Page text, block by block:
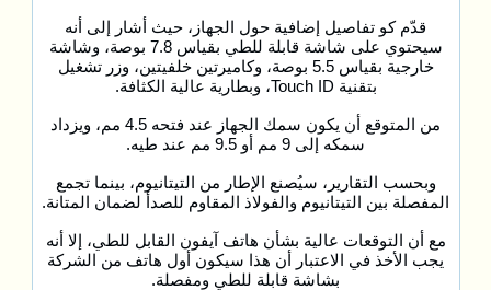
قدّم كو تفاصيل إضافية حول الجهاز، حيث أشار إلى أنه
سيحتوي على شاشة قابلة للطي بقياس 7.8 بوصة، وشاشة
خارجية بقياس 5.5 بوصة، وكاميرتين خلفيتين، وزر تشغيل
بتقنية Touch ID، وبطارية عالية الكثافة.
من المتوقع أن يكون سمك الجهاز عند فتحه 4.5 مم، ويزداد
سمكه إلى 9 مم أو 9.5 مم عند طيه.
وبحسب التقارير، سيُصنع الإطار من التيتانيوم، بينما تجمع
المفصلة بين التيتانيوم والفولاذ المقاوم للصدأ لضمان المتانة.
مع أن التوقعات عالية بشأن هاتف آيفون القابل للطي، إلا أنه
يجب الأخذ في الاعتبار أن هذا سيكون أول هاتف من الشركة
بشاشة قابلة للطي ومفصلة.